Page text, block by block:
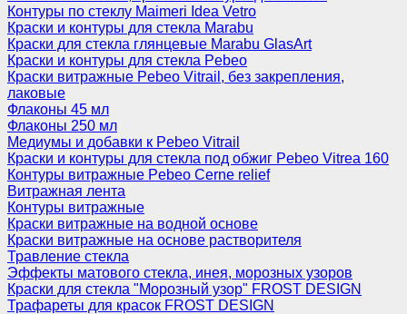
Контуры по стеклу Maimeri Idea Vetro
Краски и контуры для стекла Marabu
Краски для стекла глянцевые Marabu GlasArt
Краски и контуры для стекла Pebeo
Краски витражные Pebeo Vitrail, без закрепления,
лаковые
Флаконы 45 мл
Флаконы 250 мл
Медиумы и добавки к Pebeo Vitrail
Краски и контуры для стекла под обжиг Pebeo Vitrea 160
Контуры витражные Pebeo Cerne relief
Витражная лента
Контуры витражные
Краски витражные на водной основе
Краски витражные на основе растворителя
Травление стекла
Эффекты матового стекла, инея, морозных узоров
Краски для стекла "Морозный узор" FROST DESIGN
Трафареты для красок FROST DESIGN